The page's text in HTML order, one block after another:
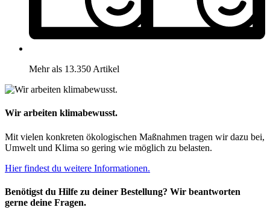
Mehr als 13.350 Artikel
Wir arbeiten klimabewusst.
Mit vielen konkreten ökologischen Maßnahmen tragen wir dazu bei,
Umwelt und Klima so gering wie möglich zu belasten.
Hier findest du weitere Informationen.
Benötigst du Hilfe zu deiner Bestellung? Wir beantworten
gerne deine Fragen.